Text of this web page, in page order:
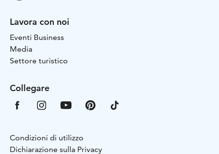
Lavora con noi
Eventi Business
Media
Settore turistico
Collegare
Condizioni di utilizzo
Dichiarazione sulla Privacy